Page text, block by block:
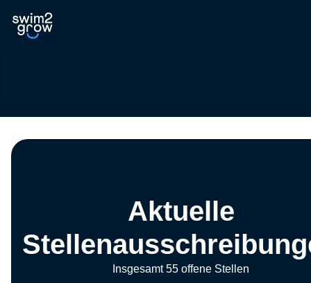
Aktuelle
Insgesamt 55 offene Stellen